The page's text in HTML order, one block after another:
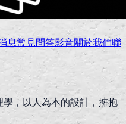
息常見問答影音關於我們聯
，以人為本的設計，擁抱